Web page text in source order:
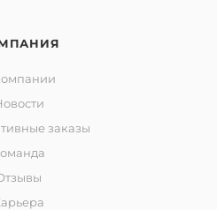
заказы